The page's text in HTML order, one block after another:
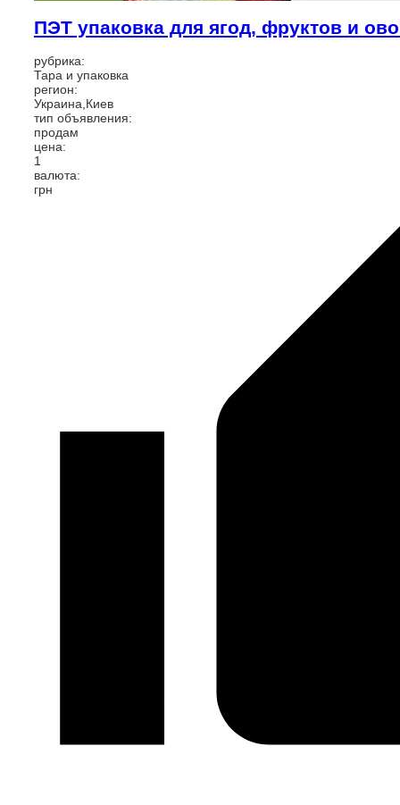
ПЭТ упаковка для ягод, фруктов и
рубрика:
Тара и упаковка
регион:
Украина,Киев
тип объявления:
продам
цена:
1
валюта:
грн